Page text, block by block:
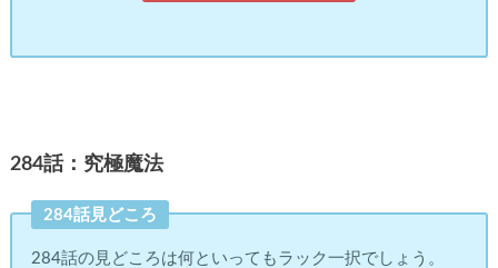
284話：究極魔法
284話見どころ
284話の見どころは何といってもラック一択でしょう。